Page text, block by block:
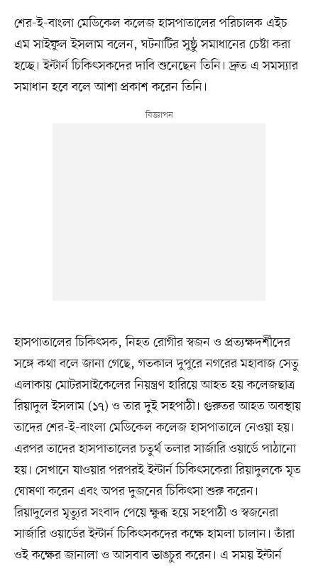
শের-ই-বাংলা মেডিকেল কলেজ হাসপাতালের পরিচালক এইচ
এম সাইফুল ইসলাম বলেন, ঘটনাটির সুষ্ঠু সমাধানের চেষ্টা করা
হচ্ছে। ইন্টার্ন চিকিৎসকদের দাবি শুনেছেন তিনি। দ্রুত এ সমস্যার
সমাধান হবে বলে আশা প্রকাশ করেন তিনি।
হাসপাতালের চিকিৎসক, নিহত রোগীর স্বজন ও প্রত্যক্ষদর্শীদের
সঙ্গে কথা বলে জানা গেছে, গতকাল দুপুরে নগরের মহাবাজ সেতু
এলাকায় মোটরসাইকেলের নিয়ন্ত্রণ হারিয়ে আহত হয় কলেজছাত্র
রিয়াদুল ইসলাম (১৭) ও তার দুই সহপাঠী। গুরুতর আহত অবস্থায়
তাদের শের-ই-বাংলা মেডিকেল কলেজ হাসপাতালে নেওয়া হয়।
এরপর তাদের হাসপাতালের চতুর্থ তলার সার্জারি ওয়ার্ডে পাঠানো
হয়। সেখানে যাওয়ার পরপরই ইন্টার্ন চিকিৎসকেরা রিয়াদুলকে মৃত
ঘোষণা করেন এবং অপর দুজনের চিকিৎসা শুরু করেন।
রিয়াদুলের মৃত্যুর সংবাদ পেয়ে ক্ষুব্ধ হয়ে সহপাঠী ও স্বজনেরা
সার্জারি ওয়ার্ডের ইন্টার্ন চিকিৎসকদের কক্ষে হামলা চালান। তাঁরা
ওই কক্ষের জানালা ও আসবাব ভাঙচুর করেন। এ সময় ইন্টার্ন